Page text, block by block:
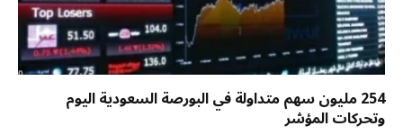
254 مليون سهم متداولة في البورصة السعودية اليوم
وتحركات المؤشر